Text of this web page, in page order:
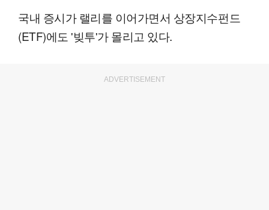
국내 증시가 랠리를 이어가면서 상장지수펀드
(ETF)에도 '빚투'가 몰리고 있다.
ADVERTISEMENT